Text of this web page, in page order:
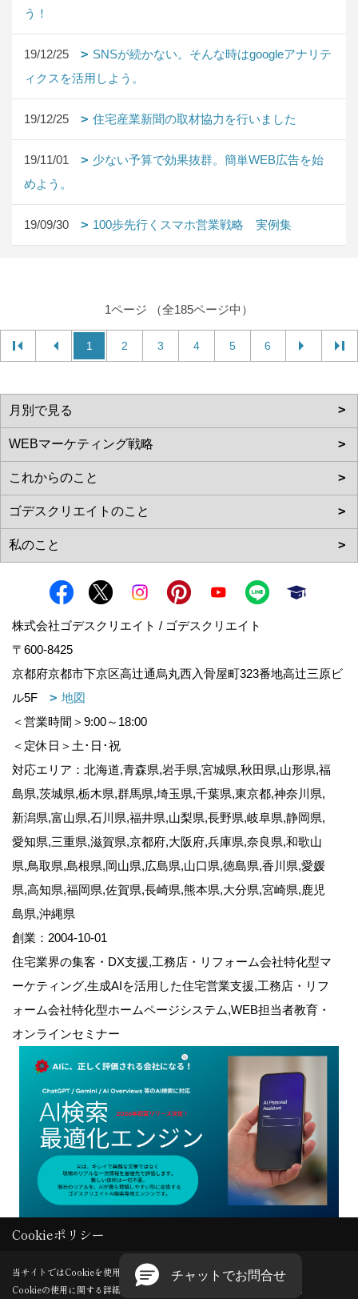
う！
19/12/25
SNSが続かない。そんな時はgoogleアナリテ
ィクスを活用しよう。
19/12/25 住宅産業新聞の取材協力を行いました
19/11/01
少ない予算で効果抜群。簡単WEB広告を始
めよう。
19/09/30 100歩先行くスマホ営業戦略 実例集
1ページ （全185ページ中）
1 2 3 4 5 6
株式会社ゴデスクリエイト / ゴデスクリエイト
〒600-8425
京都府京都市下京区高辻通烏丸西入骨屋町323番地高辻三原ビ
ル5F
地図
＜営業時間＞9:00～18:00
＜定休日＞土･日･祝
対応エリア：北海道,青森県,岩手県,宮城県,秋田県,山形県,福
島県,茨城県,栃木県,群馬県,埼玉県,千葉県,東京都,神奈川県,
新潟県,富山県,石川県,福井県,山梨県,長野県,岐阜県,静岡県,
愛知県,三重県,滋賀県,京都府,大阪府,兵庫県,奈良県,和歌山
県,鳥取県,島根県,岡山県,広島県,山口県,徳島県,香川県,愛媛
県,高知県,福岡県,佐賀県,長崎県,熊本県,大分県,宮崎県,鹿児
島県,沖縄県
創業：2004-10-01
住宅業界の集客・DX支援,工務店・リフォーム会社特化型マ
ーケティング,生成AIを活用した住宅営業支援,工務店・リフ
ォーム会社特化型ホームページシステム,WEB担当者教育・
オンラインセミナー
Copyright (c) GODDESS CREATE. All Rights Reserved.
Produced byゴデスクリエイト
Cookieポリシー
当サイトではCookieを使用します。
Cookieの使用に関する詳細は 「プライバシーポリシー 」をご覧ください。